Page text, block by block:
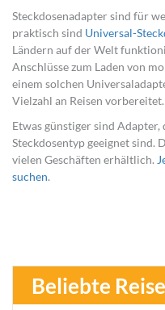
Steckdosenadapter sind für
praktisch sind Universal-
Ländern auf der Welt
Anschlüsse zum Laden von
einem solchen
Vielzahl an Reisen vorbereitet.
Etwas günstiger sind
Steckdosentyp geeignet sind.
vielen Geschäften erhältlich.
suchen.
Beliebte